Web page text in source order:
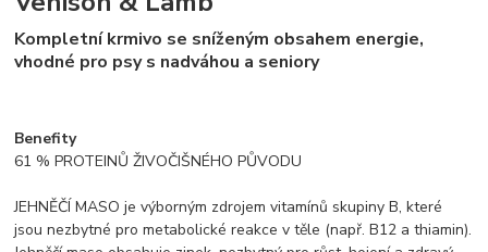
Kompletní krmivo se sníženým obsahem energie,
vhodné pro psy s nadváhou a seniory
Benefity
61 % PROTEINŮ ŽIVOČIŠNÉHO PŮVODU
JEHNĚČÍ MASO je výborným zdrojem vitamínů skupiny B, které
jsou nezbytné pro metabolické reakce v těle (např. B12 a thiamin).